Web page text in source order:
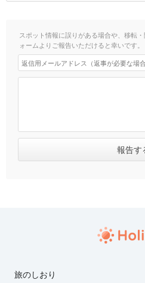
スポット情報に誤りがある場合や、移転
ォームよりご報告いただけると幸いです。
旅のしおり